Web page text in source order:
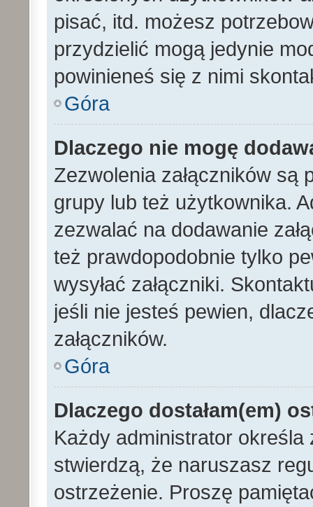
pisać, itd. możesz
przydzielić mogą jedynie
powinieneś się z nimi
Góra
Dlaczego nie mogę
Zezwolenia załączników są
grupy lub też użytkownika.
zezwalać na dodawanie
też prawdopodobnie tylko
wysyłać załączniki.
jeśli nie jesteś pewien,
załączników.
Góra
Dlaczego dostałam(em)
Każdy administrator
stwierdzą, że naruszasz
ostrzeżenie. Proszę